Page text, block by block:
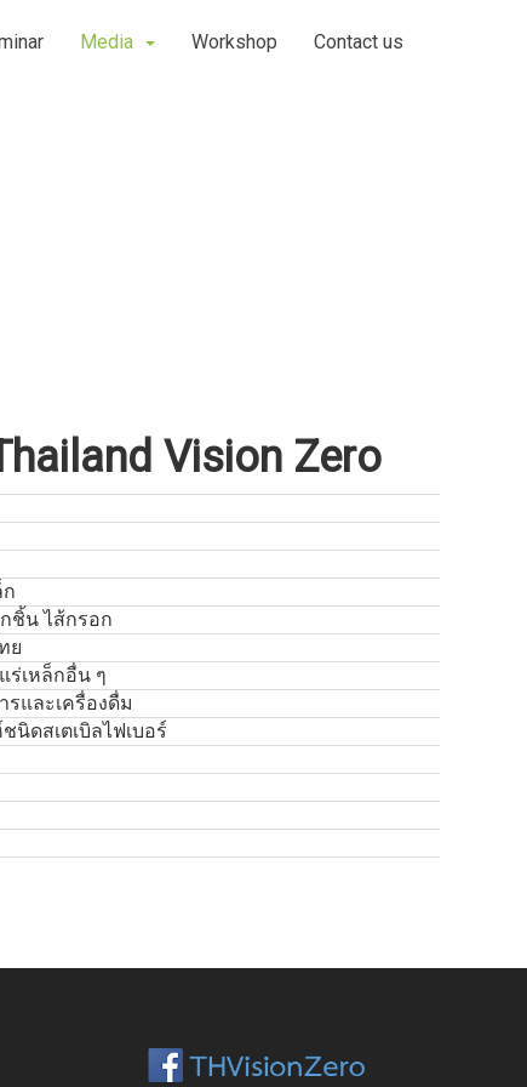
Media Workshop Contact us
Vision Zero
ชิ้น ไส้กรอก
ย
ร่เหล็กอื่น ๆ
รและเครื่องดื่ม
นิดสเตเบิลไฟเบอร์